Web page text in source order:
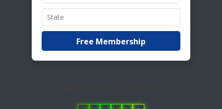
Free Membership